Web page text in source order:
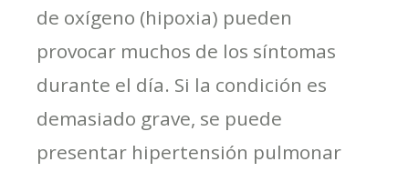
de oxígeno (hipoxia) pueden
provocar muchos de los síntomas
durante el día. Si la condición es
demasiado grave, se puede
presentar hipertensión pulmonar